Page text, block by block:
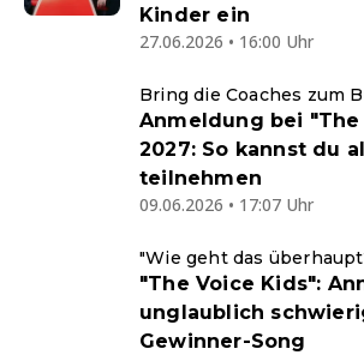
Kinder ein
27.06.2026 • 16:00 Uhr
Bring die Coaches zum
Anmeldung bei "The
2027: So kannst du
teilnehmen
09.06.2026 • 17:07 Uhr
"Wie geht das
"The Voice Kids":
unglaublich
Gewinner-Song